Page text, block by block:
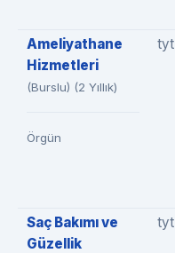
Ameliyathane
Hizmetleri
(Burslu) (2 Yıllık)
Örgün
tyt
Saç Bakımı ve
Güzellik
tyt